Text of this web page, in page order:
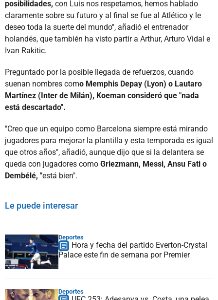
posibilidades, con Luis nos respetamos, hemos hablado
claramente sobre su futuro y al final se fue al Atlético y le
deseo toda la suerte del mundo", añadió el entrenador
holandés, que también ha visto partir a Arthur, Arturo Vidal e
Ivan Rakitic.
Preguntado por la posible llegada de refuerzos, cuando
suenan nombres como Memphis Depay (Lyon) o Lautaro
Martínez (Inter de Milán), Koeman consideró que "nada
está descartado".
"Creo que un equipo como Barcelona siempre está mirando
jugadores para mejorar la plantilla y esta temporada es igual
que otros años", añadió, aunque dijo que si la delantera se
queda con jugadores como Griezmann, Messi, Ansu Fati o
Dembélé, "está bien".
Le puede interesar
Deportes
Hora y fecha del partido Everton-Crystal
Palace este fin de semana por Premier
Deportes